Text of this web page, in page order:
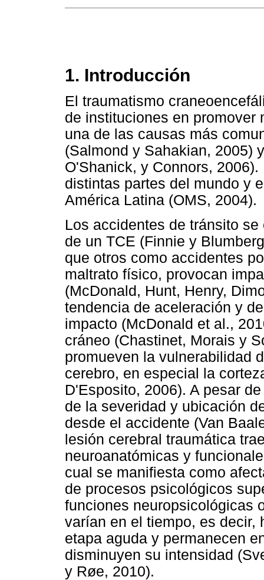
1. Introducción
El traumatismo
de instituciones en promover
una de las causas más
(Salmond y Sahakian, 2005)
O'Shanick, y Connors,
distintas partes del mundo y
América Latina (OMS, 2004).
Los accidentes de tránsito
de un TCE (Finnie y
que otros como accidentes
maltrato físico, provocan
(McDonald, Hunt, Henry,
tendencia de aceleración y
impacto (McDonald et al.,
cráneo (Chastinet, Morais y
promueven la vulnerabilidad
cerebro, en especial la
D'Esposito, 2006). A pesar
de la severidad y ubicación
desde el accidente (Van
lesión cerebral traumática
neuroanatómicas y
cual se manifiesta como
de procesos psicológicos
funciones neuropsicológicas
varían en el tiempo, es decir,
etapa aguda y permanecen
disminuyen su intensidad
y Røe, 2010).